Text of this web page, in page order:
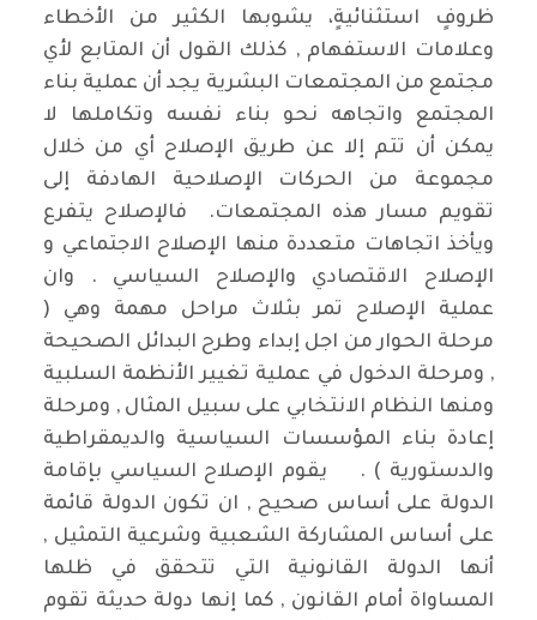
ظروفٍ استثنائيةٍ، يشوبها الكثير من الأخطاء
وعلامات الاستفهام , كذلك القول أن المتابع لأي
مجتمع من المجتمعات البشرية يجد أن عملية بناء
المجتمع واتجاهه نحو بناء نفسه وتكاملها لا
يمكن أن تتم إلا عن طريق الإصلاح أي من خلال
مجموعة من الحركات الإصلاحية الهادفة إلى
تقويم مسار هذه المجتمعات. فالإصلاح يتفرع
ويأخذ اتجاهات متعددة منها الإصلاح الاجتماعي و
الإصلاح الاقتصادي والإصلاح السياسي . وان
عملية الإصلاح تمر بثلاث مراحل مهمة وهي (
مرحلة الحوار من اجل إبداء وطرح البدائل الصحيحة
, ومرحلة الدخول في عملية تغيير الأنظمة السلبية
ومنها النظام الانتخابي على سبيل المثال , ومرحلة
إعادة بناء المؤسسات السياسية والديمقراطية
والدستورية ) . يقوم الإصلاح السياسي بإقامة
الدولة على أساس صحيح , ان تكون الدولة قائمة
على أساس المشاركة الشعبية وشرعية التمثيل ,
أنها الدولة القانونية التي تتحقق في ظلها
المساواة أمام القانون , كما إنها دولة حديثة تقوم